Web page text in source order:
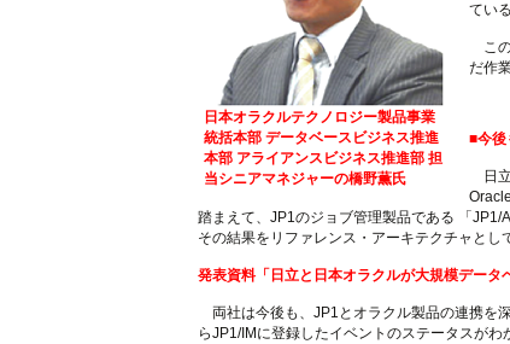
日本オラクルテクノロジー製品事業
統括本部 データベースビジネス推進
本部 アライアンスビジネス推進部 担
当シニアマネジャーの橋野薫氏
てい
この
だ作
■今後
日立
踏まえて、JP1のジョブ管理製品である 「
その結果をリファレンス・アーキテクチャとし
発表資料「 日立と日本オラクルが大規模デー
両社は今後も、JP1とオラクル製品の連携を
らJP1/IMに登録したイベントのステータスが